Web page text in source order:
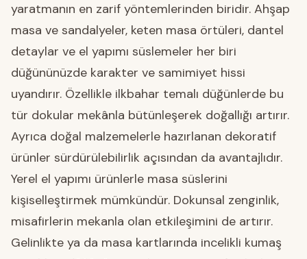
yaratmanın en zarif yöntemlerinden biridir. Ahşap
masa ve sandalyeler, keten masa örtüleri, dantel
detaylar ve el yapımı süslemeler her biri
düğününüzde karakter ve samimiyet hissi
uyandırır. Özellikle ilkbahar temalı düğünlerde bu
tür dokular mekânla bütünleşerek doğallığı artırır.
Ayrıca doğal malzemelerle hazırlanan dekoratif
ürünler sürdürülebilirlik açısından da avantajlıdır.
Yerel el yapımı ürünlerle masa süslerini
kişiselleştirmek mümkündür. Dokunsal zenginlik,
misafirlerin mekanla olan etkileşimini de artırır.
Gelinlikte ya da masa kartlarında incelikli kumaş